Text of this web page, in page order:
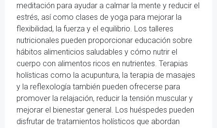
meditación para ayudar a calmar la mente y reducir el
estrés, así como clases de yoga para mejorar la
flexibilidad, la fuerza y el equilibrio. Los talleres
nutricionales pueden proporcionar educación sobre
hábitos alimenticios saludables y cómo nutrir el
cuerpo con alimentos ricos en nutrientes. Terapias
holísticas como la acupuntura, la terapia de masajes
y la reflexología también pueden ofrecerse para
promover la relajación, reducir la tensión muscular y
mejorar el bienestar general. Los huéspedes pueden
disfrutar de tratamientos holísticos que abordan